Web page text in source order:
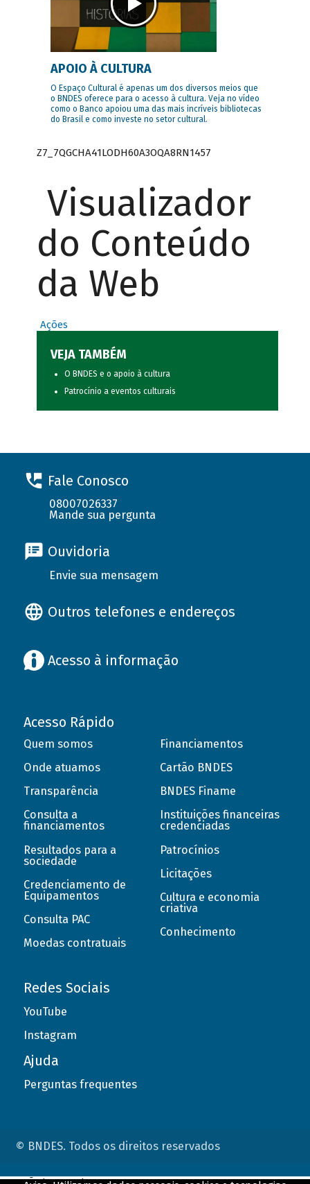
APOIO À CULTURA
O Espaço Cultural é apenas um dos diversos meios que
o BNDES oferece para o acesso à cultura. Veja no vídeo
como o Banco apoiou uma das mais incríveis bibliotecas
do Brasil e como investe no setor cultural.
Z7_7QGCHA41LODH60A3OQA8RN1457
Visualizador
do Conteúdo
da Web
Ações
VEJA TAMBÉM
O BNDES e o apoio à cultura
Patrocínio a eventos culturais
Fale Conosco
08007026337
Mande sua pergunta
Ouvidoria
Envie sua mensagem
Outros telefones e endereços
Acesso à informação
Acesso Rápido
Quem somos
Onde atuamos
Transparência
Consulta a
financiamentos
Resultados para a
sociedade
Credenciamento de
Equipamentos
Consulta PAC
Moedas contratuais
Financiamentos
Cartão BNDES
BNDES Finame
Instituições financeiras
credenciadas
Patrocínios
Licitações
Cultura e economia
criativa
Conhecimento
Redes Sociais
YouTube
Instagram
Ajuda
Perguntas frequentes
© BNDES. Todos os direitos reservados